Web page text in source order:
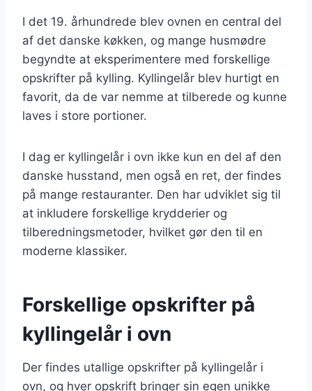
I det 19. århundrede blev ovnen en central del
af det danske køkken, og mange husmødre
begyndte at eksperimentere med forskellige
opskrifter på kylling. Kyllingelår blev hurtigt en
favorit, da de var nemme at tilberede og kunne
laves i store portioner.
I dag er kyllingelår i ovn ikke kun en del af den
danske husstand, men også en ret, der findes
på mange restauranter. Den har udviklet sig til
at inkludere forskellige krydderier og
tilberedningsmetoder, hvilket gør den til en
moderne klassiker.
Forskellige opskrifter på
kyllingelår i ovn
Der findes utallige opskrifter på kyllingelår i
ovn, og hver opskrift bringer sin egen unikke